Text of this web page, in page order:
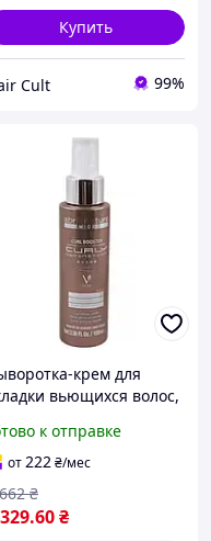
Купить
Сult 99%
крем для
вьющихся волос,
CURLY
Abril et
к отправке
от222₴/мес
.60₴
₴